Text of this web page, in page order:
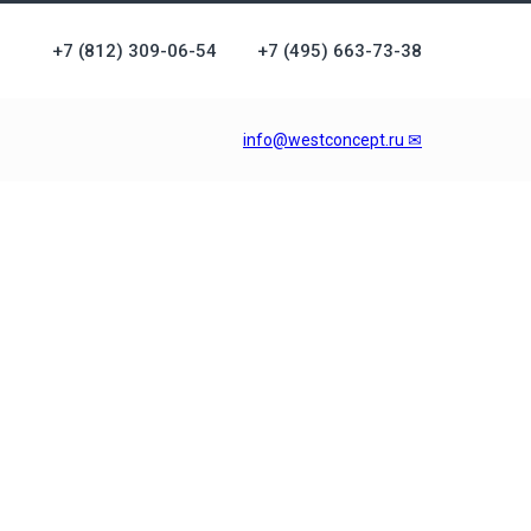
+7 (812) 309-06-54 +7 (495) 663-73-38
info@westconcept.ru ✉